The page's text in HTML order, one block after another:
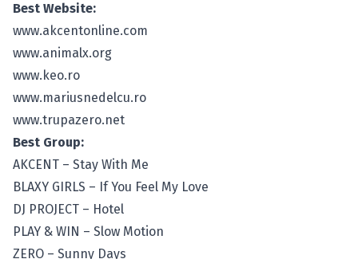
Best Website:
www.akcentonline.com
www.animalx.org
www.keo.ro
www.mariusnedelcu.ro
www.trupazero.net
Best Group:
AKCENT – Stay With Me
BLAXY GIRLS – If You Feel My Love
DJ PROJECT – Hotel
PLAY & WIN – Slow Motion
ZERO – Sunny Days